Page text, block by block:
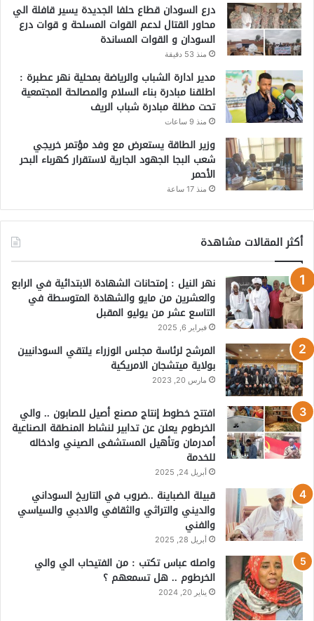
درع السودان قطاع حلفا الجديدة يسير قافلة الي
محاور القتال لدعم القوات المسلحة و قوات درع
السودان و القوات المساندة
منذ 53 دقيقة
مدير ادارة الشباب والرياضة بمحلية نهر عطبرة :
اطلقنا مبادرة بناء السلام والمصالحة المجتمعية
تحت مظلة مبادرة شباب الريف
منذ 9 ساعات
وزير الطاقة يستعرض مع وفد مؤتمر خريجي
شعب البجا الجهود الجارية لاستقرار كهرباء البحر
الأحمر
منذ 17 ساعة
أكثر المقالات مشاهدة
نهر النيل : إمتحانات الشهادة الابتدائية في الرابع
والعشرين من مايو والشهادة المتوسطة في
التاسع عشر من يوليو المقبل
فبراير 6, 2025
المرشح لرئاسة مجلس الوزراء يلتقي السودانيين
بولاية ميتشجان الامريكية
مارس 20, 2023
افتتح خطوط إنتاج مصنع أصيل للصابون .. والي
الخرطوم يعلن عن تدابير لنشاط المنطقة الصناعية
أمدرمان وتأهيل المستشفى الصيني وادخاله
للخدمة
أبريل 24, 2025
قبيلة الضباينة ..ضروب في التاريخ السوداني
والديني والتراثي والثقافي والادبي والسياسي
والفني
أبريل 28, 2025
واصله عباس تكتب : من الفتيحاب الي والي
الخرطوم .. هل تسمعهم ؟
يناير 20, 2024